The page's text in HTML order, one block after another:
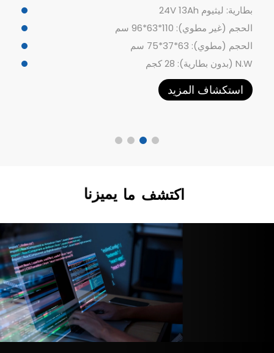
بطارية: ليثيوم 24V 13Ah
الحجم (غير مطوي): 110*63*96 سم
الحجم (مطوي): 63*37*75 سم
N.W (بدون بطارية): 28 كجم
استكشاف المزيد
اكتشف ما يميزنا